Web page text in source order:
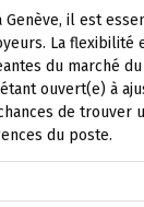
il est
La
du marché
ouvert(e) à
de
du poste.